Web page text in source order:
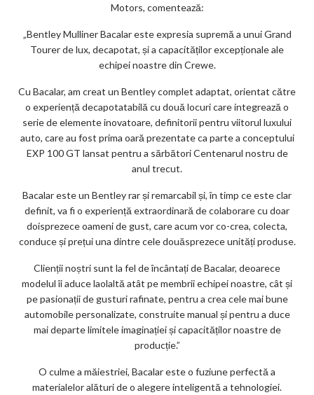
Motors, comentează:
„Bentley Mulliner Bacalar este expresia supremă a unui Grand
Tourer de lux, decapotat, și a capacităților excepționale ale
echipei noastre din Crewe.
Cu Bacalar, am creat un Bentley complet adaptat, orientat către
o experiență decapotatabilă cu două locuri care integrează o
serie de elemente inovatoare, definitorii pentru viitorul luxului
auto, care au fost prima oară prezentate ca parte a conceptului
EXP 100 GT lansat pentru a sărbători Centenarul nostru de
anul trecut.
Bacalar este un Bentley rar și remarcabil și, în timp ce este clar
definit, va fi o experiență extraordinară de colaborare cu doar
doisprezece oameni de gust, care acum vor co-crea, colecta,
conduce și prețui una dintre cele douăsprezece unități produse.
Clienții noștri sunt la fel de încântați de Bacalar, deoarece
modelul îi aduce laolaltă atât pe membrii echipei noastre, cât și
pe pasionații de gusturi rafinate, pentru a crea cele mai bune
automobile personalizate, construite manual și pentru a duce
mai departe limitele imaginației și capacităților noastre de
producție.”
O culme a măiestriei, Bacalar este o fuziune perfectă a
materialelor alături de o alegere inteligentă a tehnologiei.